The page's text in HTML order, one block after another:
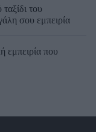
του
σου εμπειρία
εμπειρία που